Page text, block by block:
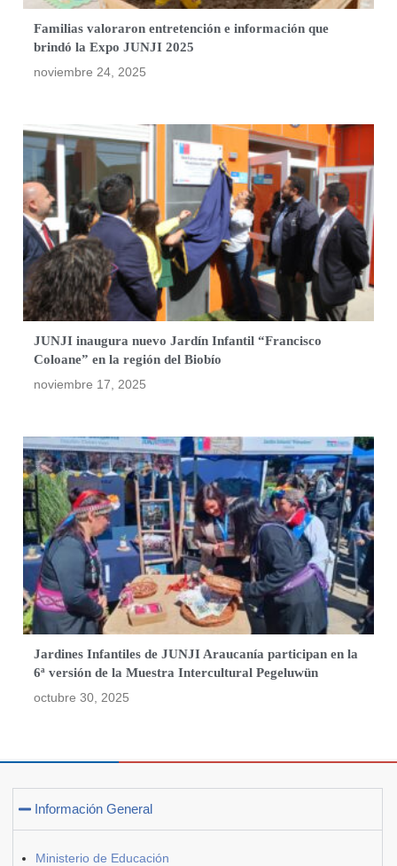
Familias valoraron entretención e información que
brindó la Expo JUNJI 2025
noviembre 24, 2025
JUNJI inaugura nuevo Jardín Infantil “Francisco
Coloane” en la región del Biobío
noviembre 17, 2025
Jardines Infantiles de JUNJI Araucanía participan en la
6ª versión de la Muestra Intercultural Pegeluwün
octubre 30, 2025
Información General
Ministerio de Educación